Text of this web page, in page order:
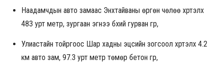
Наадамчдын авто замаас Энхтайваны өргөн чөлөө хүртэлх
483 урт метр, зургаан эгнээ бүхий гурван гүүр,
Улиастайн тойргоос Шар хадны эцсийн зогсоол хүртэлх 4.2
км авто зам, 97.3 урт метр төмөр бетон гүүр,